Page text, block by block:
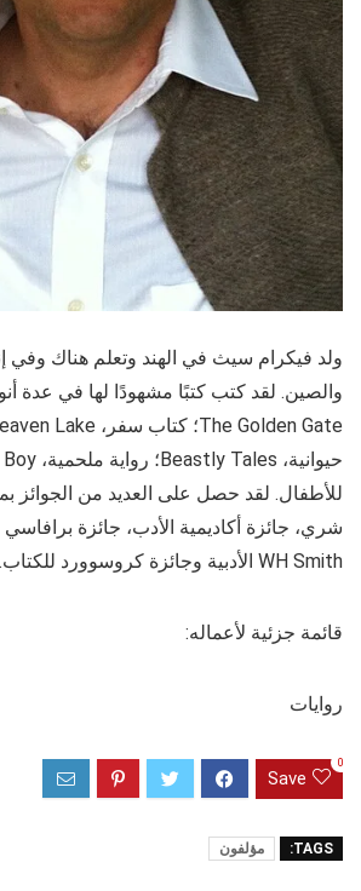
ولد فيكرام سيث في الهند وتعلم هناك وفي
والصين. لقد كتب كتبًا مشهودًا لها في عدة
للأطفال. لقد حصل على العديد من الجوائز
شري، جائزة أكاديمية الأدب، جائزة برافاسي
WH Smith الأدبية وجائزة كروسوورد للكتاب.
قائمة جزئية لأعماله:
روايات
Save
0
TAGS: مؤلفون